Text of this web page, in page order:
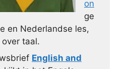
on
ge
en Nederlandse les,
taal.
English and